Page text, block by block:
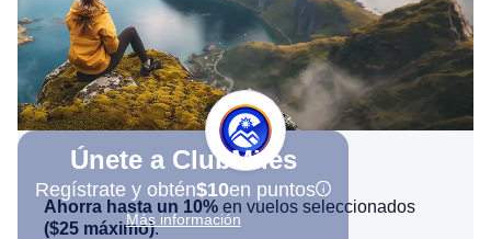
Únete a ClubMiles
Regístrate y obtén$10en puntos
Más información
Ahorra hasta un 10% en vuelos seleccionados
($25 máximo).